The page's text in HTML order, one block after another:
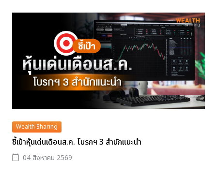
Wealth Sharing
ชี้เป้าหุ้นเด่นเดือนส.ค. โบรกฯ 3 สำนักแนะนำ
04 สิงหาคม 2569